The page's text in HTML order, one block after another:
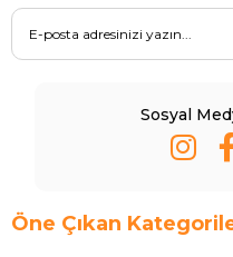
Sosyal
Öne Çıkan